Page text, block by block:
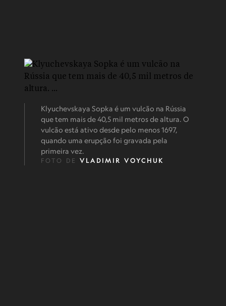
Klyuchevskaya Sopka é um vulcão na Rússia
que tem mais de 40,5 mil metros de altura. O
vulcão está ativo desde pelo menos 1697,
quando uma erupção foi gravada pela
primeira vez.
FOTO DE VLADIMIR VOYCHUK